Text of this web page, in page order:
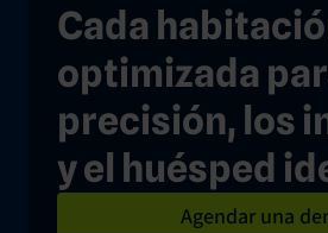
Cada
optimizada
precisión, los
y el huésped
Agendar una